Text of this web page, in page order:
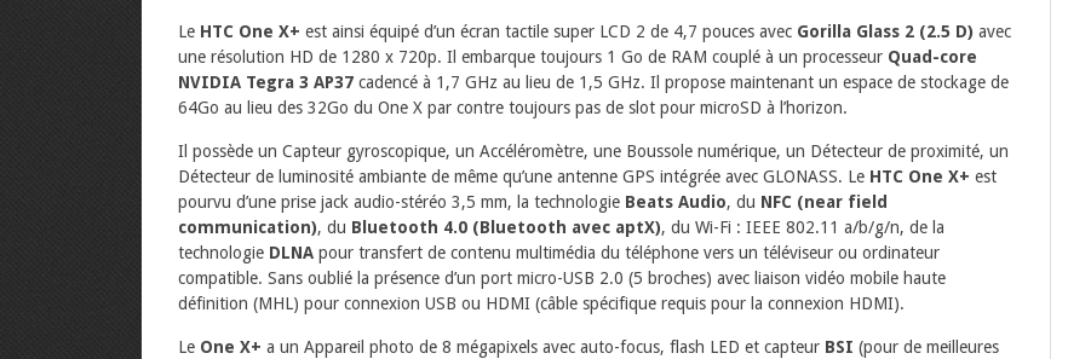
Le HTC One X+ est ainsi équipé d’un écran tactile super LCD 2 de 4,7 pouces avec Gorilla Glass 2 (2.5 D) avec
une résolution HD de 1280 x 720p. Il embarque toujours 1 Go de RAM couplé à un processeur Quad-core
NVIDIA Tegra 3 AP37 cadencé à 1,7 GHz au lieu de 1,5 GHz. Il propose maintenant un espace de stockage de
64Go au lieu des 32Go du One X par contre toujours pas de slot pour microSD à l’horizon.
Il possède un Capteur gyroscopique, un Accéléromètre, une Boussole numérique, un Détecteur de proximité, un
Détecteur de luminosité ambiante de même qu’une antenne GPS intégrée avec GLONASS. Le HTC One X+ est
pourvu d’une prise jack audio-stéréo 3,5 mm, la technologie Beats Audio, du NFC (near field
communication), du Bluetooth 4.0 (Bluetooth avec aptX), du Wi-Fi : IEEE 802.11 a/b/g/n, de la
technologie DLNA pour transfert de contenu multimédia du téléphone vers un téléviseur ou ordinateur
compatible. Sans oublié la présence d’un port micro-USB 2.0 (5 broches) avec liaison vidéo mobile haute
définition (MHL) pour connexion USB ou HDMI (câble spécifique requis pour la connexion HDMI).
Le One X+ a un Appareil photo de 8 mégapixels avec auto-focus, flash LED et capteur BSI (pour de meilleures